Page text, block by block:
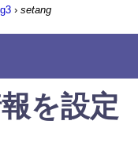
› setang
を設定